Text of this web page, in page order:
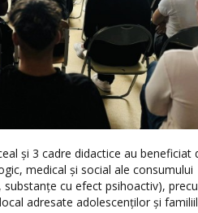
și 3 cadre didactice au beneficiat
medical și social ale consumului
cu efect psihoactiv),
adresate adolescenților și